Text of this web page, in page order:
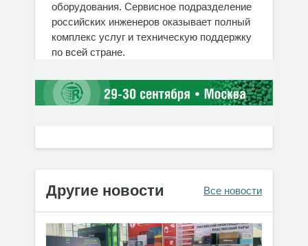
оборудования. Сервисное подразделение
российских инженеров оказывает полный
комплекс услуг и техническую поддержку
по всей стране.
Другие новости Все новости